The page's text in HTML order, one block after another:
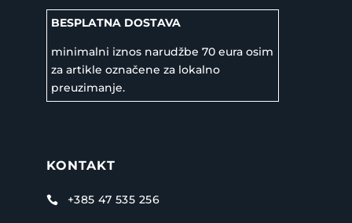
BESPLATNA DOSTAVA
minimalni iznos narudžbe 70 eura osim
za artikle označene za lokalno
preuzimanje.
KONTAKT
 +385 47 535 256